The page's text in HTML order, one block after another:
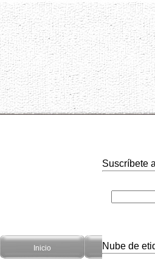
Inicio Hogar
Suscríbete
Nube de